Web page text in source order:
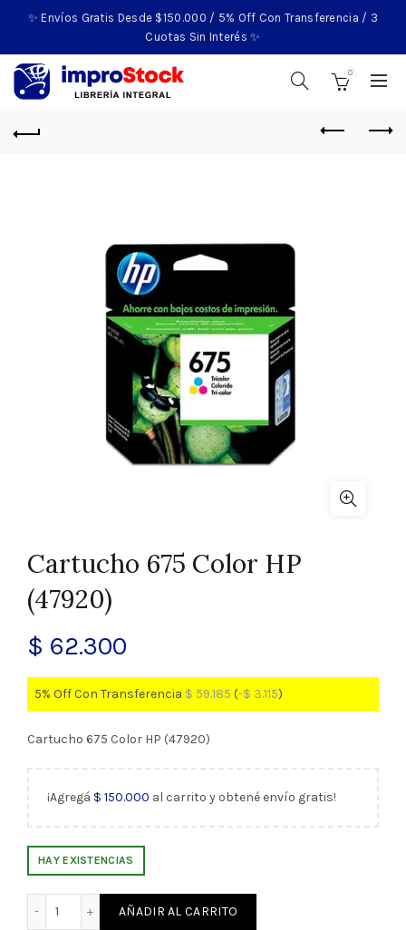
✨ Envíos Gratis Desde $150.000 / 5% Off Con Transferencia / 3
Cuotas Sin Interés ✨
0
Cartucho 675 Color HP
(47920)
$ 62.300
5% Off Con Transferencia $ 59.185 (-$ 3.115)
Cartucho 675 Color HP (47920)
¡Agregá $ 150.000 al carrito y obtené envío gratis!
HAY EXISTENCIAS
Cartucho 675 Color HP (47920) cantidad
AÑADIR AL CARRITO